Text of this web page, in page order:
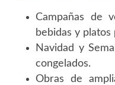
Campañas de
bebidas y platos
Navidad y
congelados.
Obras de